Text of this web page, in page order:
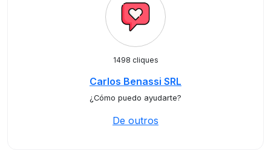
1498 cliques
Carlos Benassi SRL
¿Cómo puedo ayudarte?
De outros